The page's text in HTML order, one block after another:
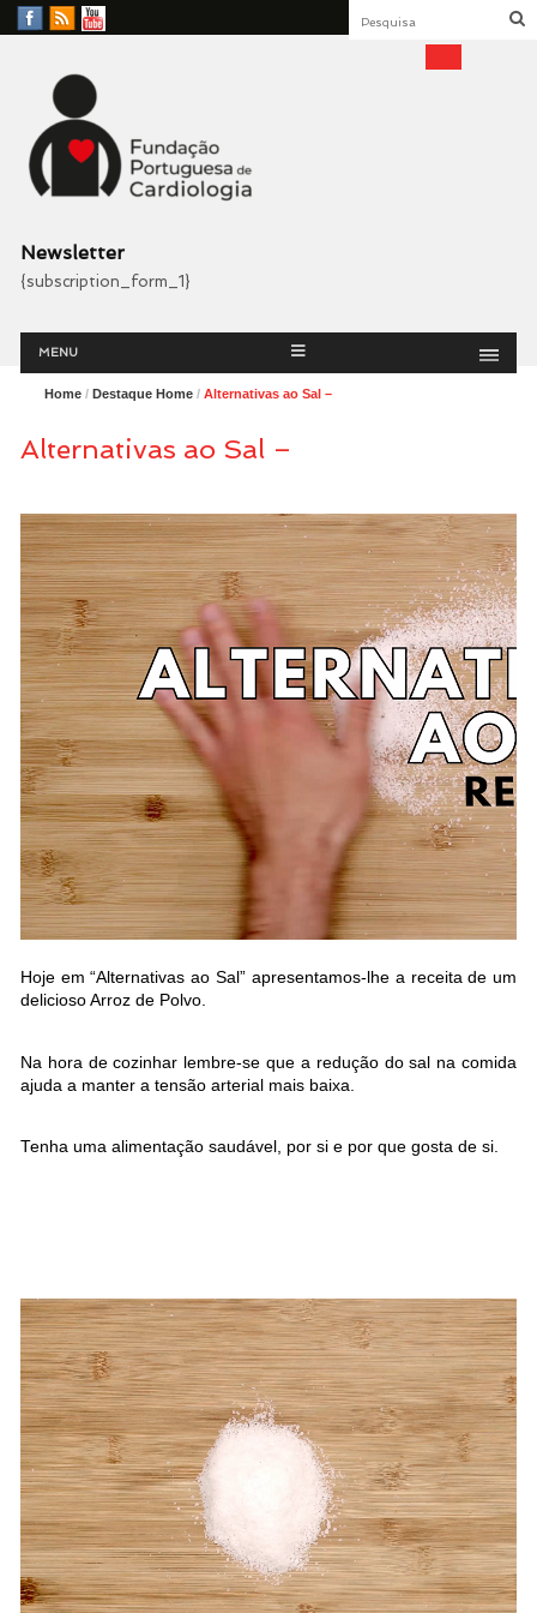
Facebook
RSS
YouTube
Fundação Portuguesa
Cardiologia
Newsletter
{subscription_form_1}
Menu
MENU
Home/ Destaque Home/ Alternativas ao Sal –
Alternativas ao Sal –
Hoje em “Alternativas ao Sal” apresentamos-lhe a receita de um
delicioso Arroz de Polvo.
Na hora de cozinhar lembre-se que a redução do sal na comida
ajuda a manter a tensão arterial mais baixa.
Tenha uma alimentação saudável, por si e por que gosta de si.